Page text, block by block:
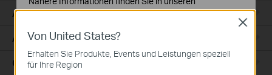
Access
Access Pro
GPON
Von United States?
Erhalten Sie Produkte, Events und Leistungen speziell
für Ihre Region
Close
Datenschutzhinweisen.
Notwendige Cookies
erforderlich und können in Ihren Systemen nicht